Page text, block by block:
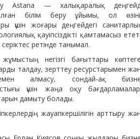
Astana — халықаралық
білім беру ұйымы, ол
үшін жоғары деңгейдегі
қауіпсіздікті қамтамасыз
ретінде танымал.
жұмыстың негізгі бағыттары
талдау, зерттеу ресурстарымен
алмасу, сондай-ақ
үшін жаңа оқу
дамыту болады.
жауапкершілігін арттыру